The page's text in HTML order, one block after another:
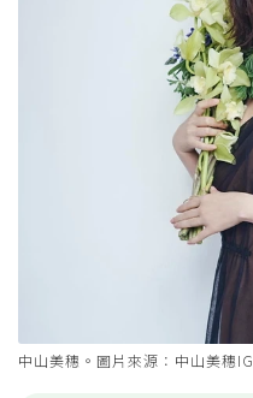
中山美穗。圖片來源：中山美穗IG